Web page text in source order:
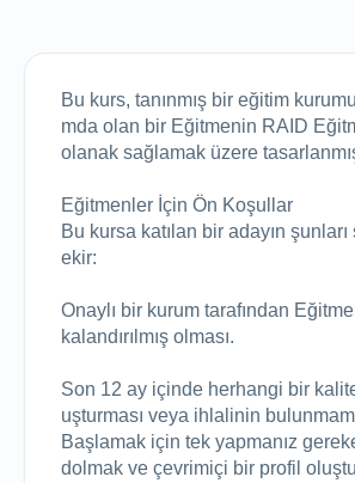
Bu kurs, tanınmış bir eğitim
mda olan bir Eğitmenin RAID
olanak sağlamak üzere
Eğitmenler İçin Ön Koşullar
Bu kursa katılan bir adayın
ekir:
Onaylı bir kurum tarafından
kalandırılmış olması.
Son 12 ay içinde herhangi bir
uşturması veya ihlalinin
Başlamak için tek yapmanız
dolmak ve çevrimiçi bir profil